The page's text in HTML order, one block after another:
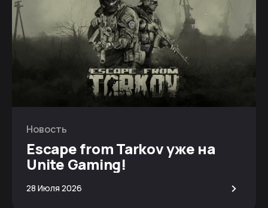
Новость
Escape from Tarkov уже на
Unite Gaming!
28 Июля 2026 >